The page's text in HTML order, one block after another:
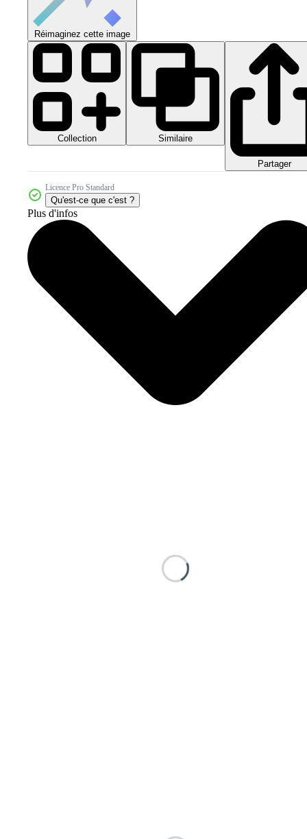
Réimaginez cette image
Collection Similaire
Partager
Licence Pro Standard
Qu'est-ce que c'est ?
Plus d'infos